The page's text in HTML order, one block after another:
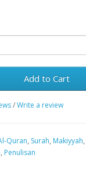
Add to Cart
/Write a review
Quran, Surah, Makiyyah,
, Penulisan